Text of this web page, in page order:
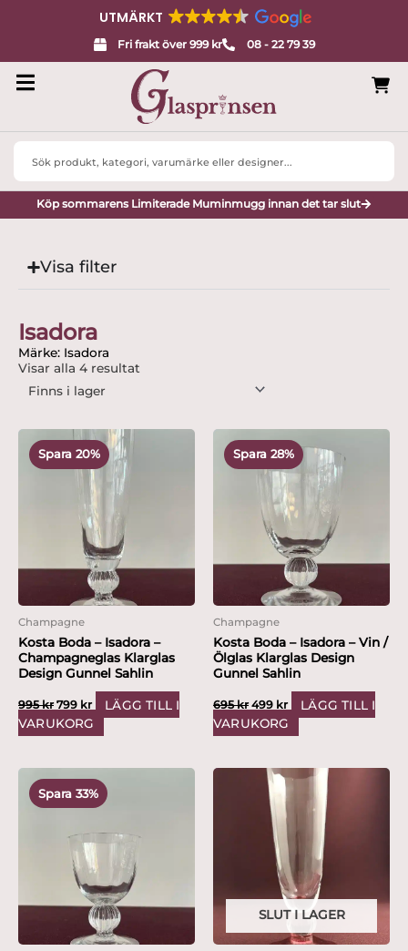
UTMÄRKT
Fri frakt över 999 kr 08 - 22 79 39
Search
Köp sommarens Limiterade Muminmugg innan det tar slut
Visa filter
Isadora
Märke: Isadora
Visar alla 4 resultat
Spara 20%
Champagne
Kosta Boda – Isadora –
Champagneglas Klarglas
Design Gunnel Sahlin
995kr
ursprungliga
995 kr.
799 kr
Det
nuvarande
priset
är:
799 kr.
LÄGG TILL I
VARUKORG
Spara 28%
Champagne
Kosta Boda – Isadora – Vin /
Ölglas Klarglas Design
Gunnel Sahlin
695kr
ursprungliga
var:
695 kr.
499 kr
nuvarande
priset
499 kr.
LÄGG TILL I
VARUKORG
Spara 33%
ursprungliga
295 kr.
nuvarande
priset
199 kr.
SLUT I LAGER